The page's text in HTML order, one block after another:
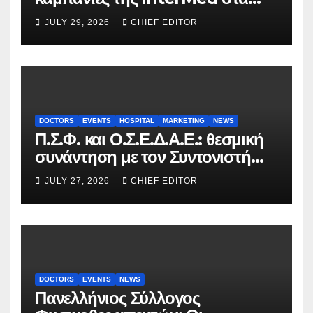
FOOH Awards 2026
JULY 29, 2026 CHIEF EDITOR
DOCTORS EVENTS HOSPITAL MARKETING NEWS
Π.Σ.Φ. και Ο.Σ.Ε.Δ.Α.Ε.: θεσμική
συνάντηση με τον Συντονιστή
του Γραφείου του
Πρωθυπουργού
JULY 27, 2026 CHIEF EDITOR
DOCTORS EVENTS NEWS
Πανελλήνιος Σύλλογος